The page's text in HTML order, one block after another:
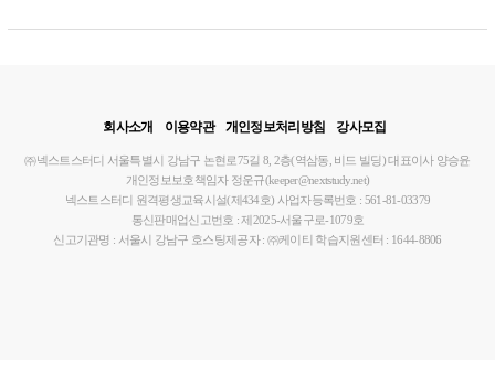
회사소개 이용약관 개인정보처리방침 강사모집
㈜넥스트스터디 서울특별시 강남구 논현로75길 8, 2층(역삼동, 비드 빌딩)대표이사 양승윤
개인정보보호책임자 정운규(keeper@nextstudy.net)
넥스트스터디 원격평생교육시설(제434호) 사업자등록번호 : 561-81-03379
통신판매업신고번호 : 제2025-서울구로-1079호
신고기관명 : 서울시 강남구 호스팅제공자 : ㈜케이티 학습지원센터 : 1644-8806